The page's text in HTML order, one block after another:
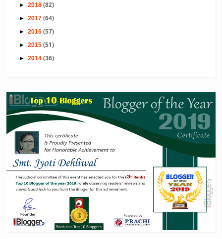
►2018(82)
►2017(64)
►2016(57)
►2015(51)
►2014(36)